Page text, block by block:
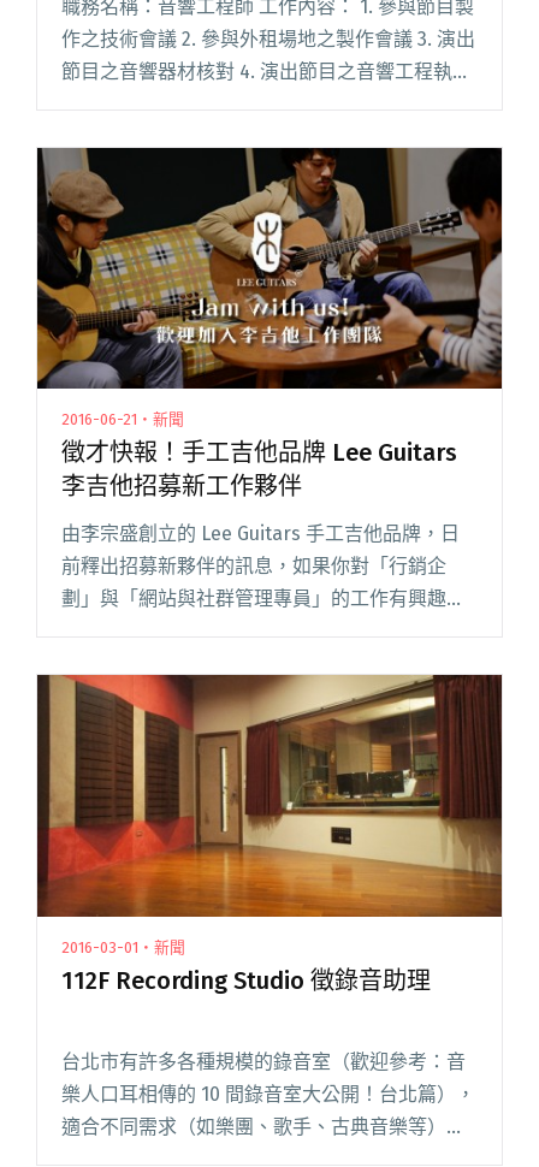
職務名稱：音響工程師 工作內容： 1. 參與節目製
作之技術會議 2. 參與外租場地之製作會議 3. 演出
節目之音響器材核對 4. 演出節目之音響工程執行
5. 外租節目現場技術管理 6. 場館音響器材之日常
Taichung 台中徵工程人才"
2016-06-21・新聞
徵才快報！手工吉他品牌 Lee Guitars
李吉他招募新工作夥伴
由李宗盛創立的 Lee Guitars 手工吉他品牌，日
前釋出招募新夥伴的訊息，如果你對「行銷企
劃」與「網站與社群管理專員」的工作有興趣
（詳細工作內容請見下文），並且對於解決問題
（應徵「網站與社群管理閱讀全文 "徵才快報！
手工吉他品牌 Lee Guitars 李吉他招募新工作夥
伴"
2016-03-01・新聞
112F Recording Studio 徵錄音助理
台北市有許多各種規模的錄音室（歡迎參考：音
樂人口耳相傳的 10 間錄音室大公開！台北篇），
適合不同需求（如樂團、歌手、古典音樂等）的